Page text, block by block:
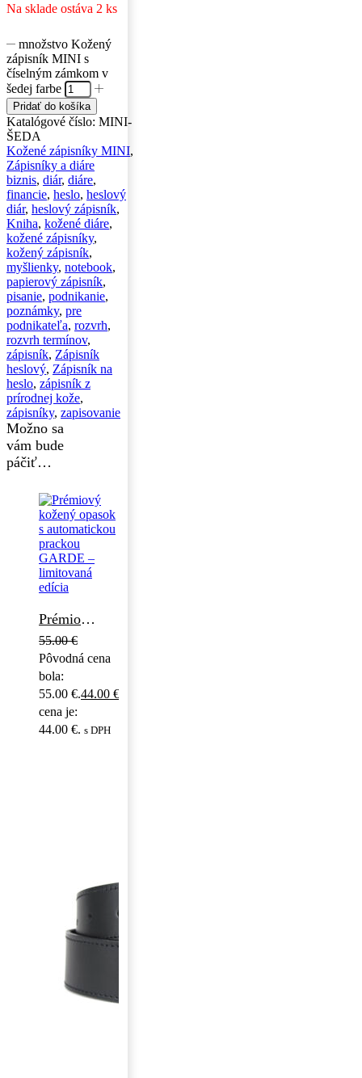
Na sklade ostáva 2 ks
množstvo Kožený
zápisník MINI s
číselným zámkom v
šedej farbe
Pridať do košíka
Katalógové číslo: MINI-
ŠEDA
Kožené zápisníky MINI,
Zápisníky a diáre
biznis, diár, diáre,
financie, heslo, heslový
diár, heslový zápisník,
Kniha, kožené diáre,
kožené zápisníky,
kožený zápisník,
myšlienky, notebook,
papierový zápisník,
pisanie, podnikanie,
poznámky, pre
podnikateľa, rozvrh,
rozvrh termínov,
zápisník, Zápisník
heslový, Zápisník na
heslo, zápisník z
prírodnej kože,
zápisníky, zapisovanie
Možno sa
vám bude
páčiť…
Prémiový kožený opasok s automatickou prackou GARDE – limitovaná edícia
55.00€
Pôvodná cena
bola:
55.00 €.44.00 €
cena je:
44.00 €. s DPH